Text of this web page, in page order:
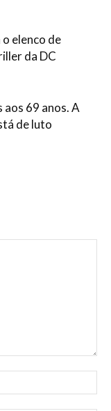
elenco de
da DC
aos 69 anos. A
de luto